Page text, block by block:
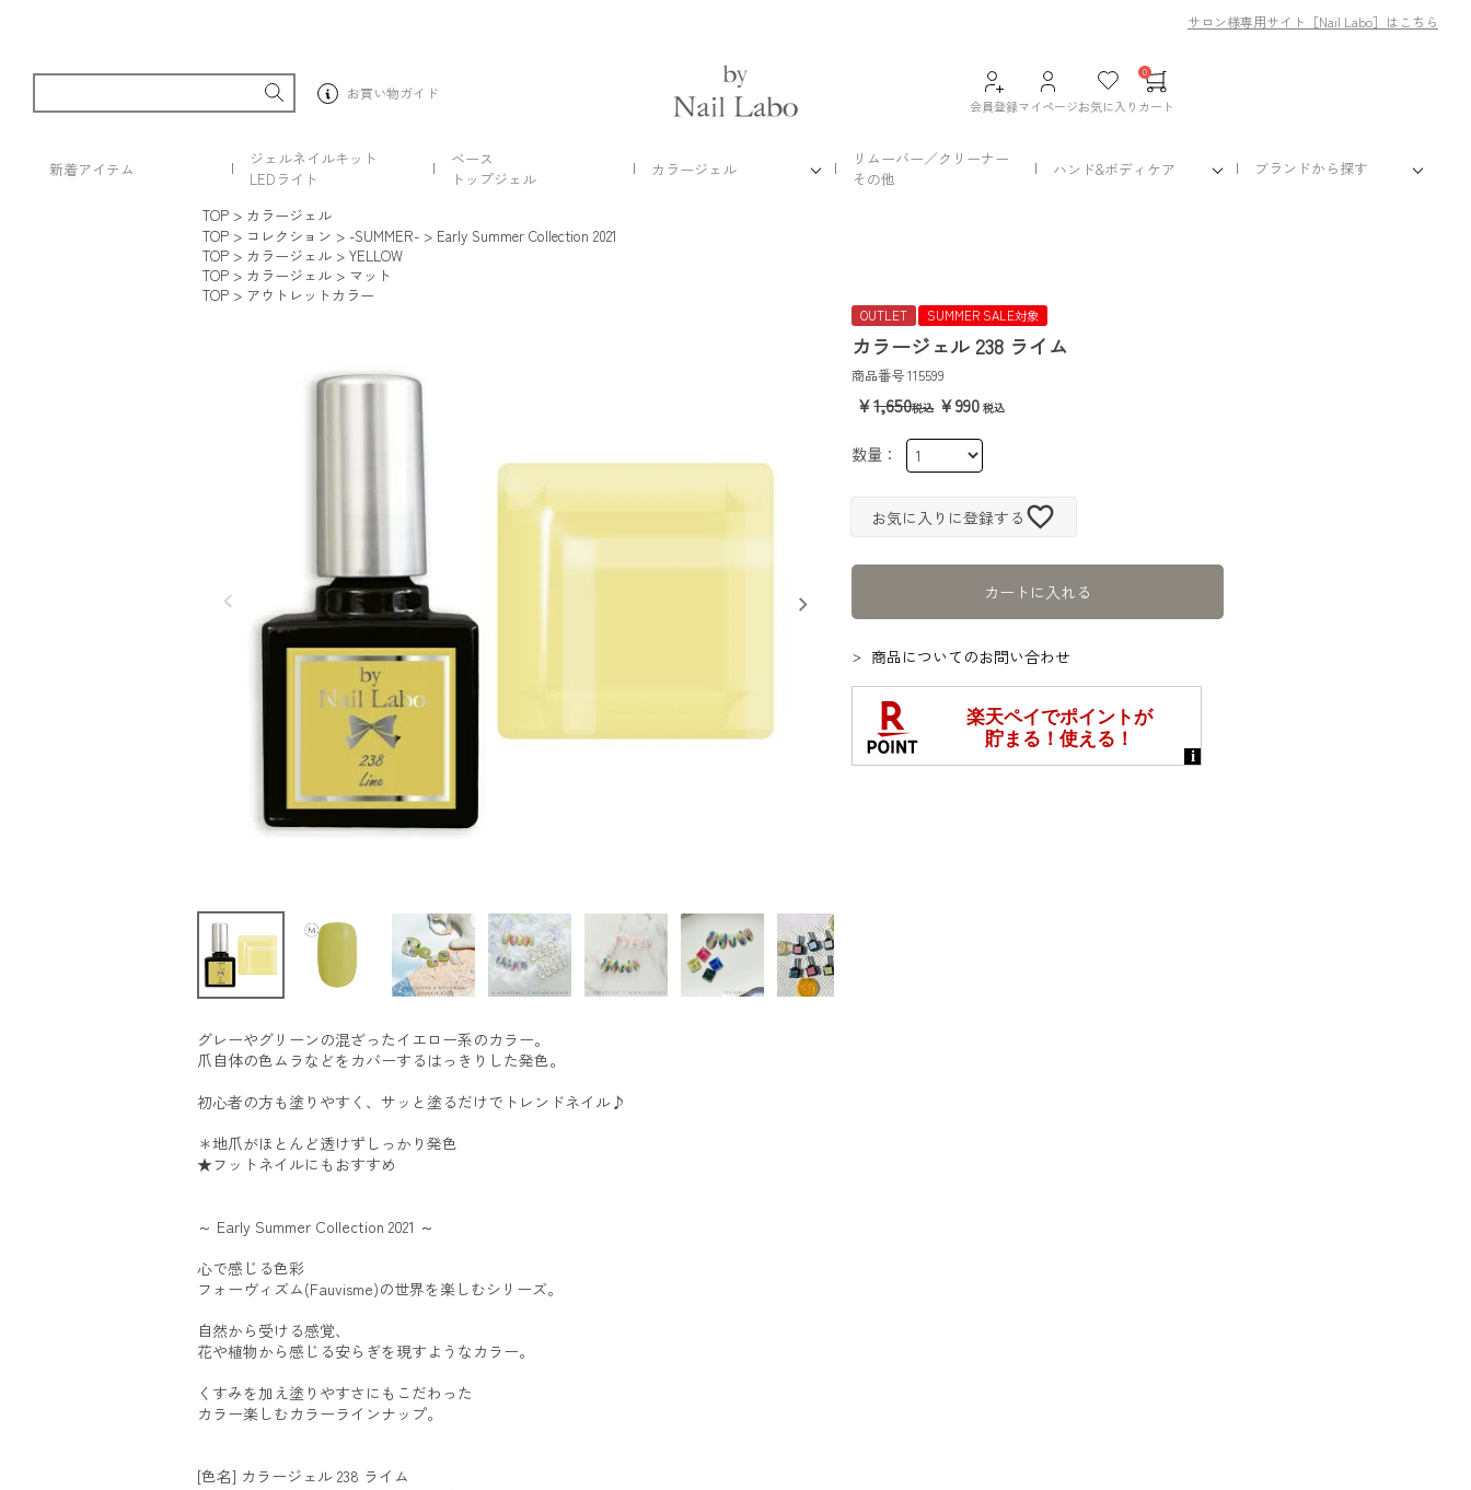
サロン様専用サイト［Nail Labo］はこちら
お買い物ガイド
会員登録マイページお気に入り カート
0
新着アイテム
ジェルネイルキット
LEDライト
ベース
トップジェル
カラージェル
リムーバー／クリーナー
その他
ハンド&ボディケア ブランドから探す
TOP
カラージェル
TOP
コレクション -SUMMER-
Early Summer Collection 2021
TOP
カラージェル
YELLOW
TOP
カラージェル
マット
TOP
アウトレットカラー
OUTLET SUMMER SALE対象
カラージェル 238 ライム
商品番号115599
1,650 990
お気に入りに登録する
カートに入れる
商品についてのお問い合わせ
グレーやグリーンの混ざったイエロー系のカラー。
爪自体の色ムラなどをカバーするはっきりした発色。
初心者の方も塗りやすく、サッと塗るだけでトレンドネイル♪
＊地爪がほとんど透けずしっかり発色
★フットネイルにもおすすめ
～ Early Summer Collection 2021 ～
心で感じる色彩
フォーヴィズム(Fauvisme)の世界を楽しむシリーズ。
自然から受ける感覚、
花や植物から感じる安らぎを現すようなカラー。
くすみを加え塗りやすさにもこだわった
カラー楽しむカラーラインナップ。
[色名] カラージェル 238 ライム